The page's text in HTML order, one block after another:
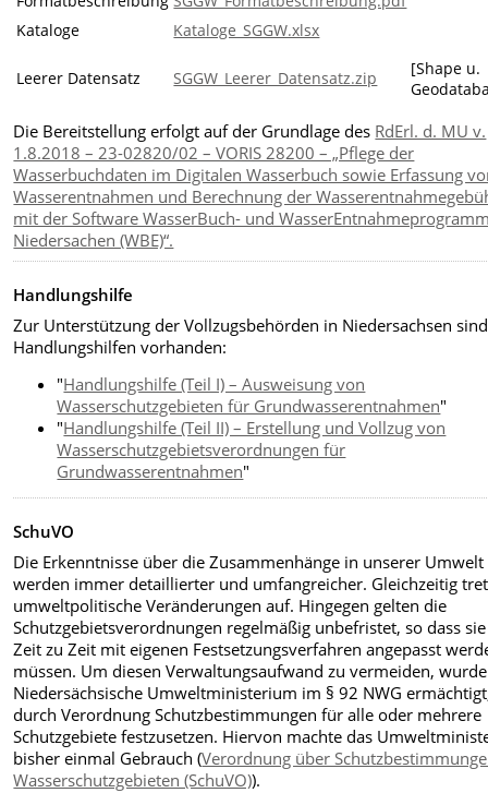
Kataloge
Kataloge_SGGW.xlsx
Leerer Datensatz SGGW_Leerer_Datensatz.zip
[Shape u.
Die Bereitstellung erfolgt auf der Grundlage des RdErl. d. MU v.
1.8.2018 – 23-02820/02 – VORIS 28200 – „Pflege der
Wasserbuchdaten im Digitalen Wasserbuch sowie Erfassung
Wasserentnahmen und Berechnung der
mit der Software WasserBuch- und
Niedersachen (WBE)“.
Handlungshilfe
Zur Unterstützung der Vollzugsbehörden in Niedersachsen
Handlungshilfen vorhanden:
"Handlungshilfe (Teil I) – Ausweisung von
Wasserschutzgebieten für Grundwasserentnahmen"
"Handlungshilfe (Teil II) – Erstellung und Vollzug von
Wasserschutzgebietsverordnungen für
Grundwasserentnahmen"
SchuVO
Die Erkenntnisse über die Zusammenhänge in unserer Umwelt
werden immer detaillierter und umfangreicher. Gleichzeitig
umweltpolitische Veränderungen auf. Hingegen gelten die
Schutzgebietsverordnungen regelmäßig unbefristet, so dass
Zeit zu Zeit mit eigenen Festsetzungsverfahren angepasst
müssen. Um diesen Verwaltungsaufwand zu vermeiden,
Niedersächsische Umweltministerium im § 92 NWG
durch Verordnung Schutzbestimmungen für alle oder mehrere
Schutzgebiete festzusetzen. Hiervon machte das
bisher einmal Gebrauch (Verordnung über
Wasserschutzgebieten (SchuVO)).